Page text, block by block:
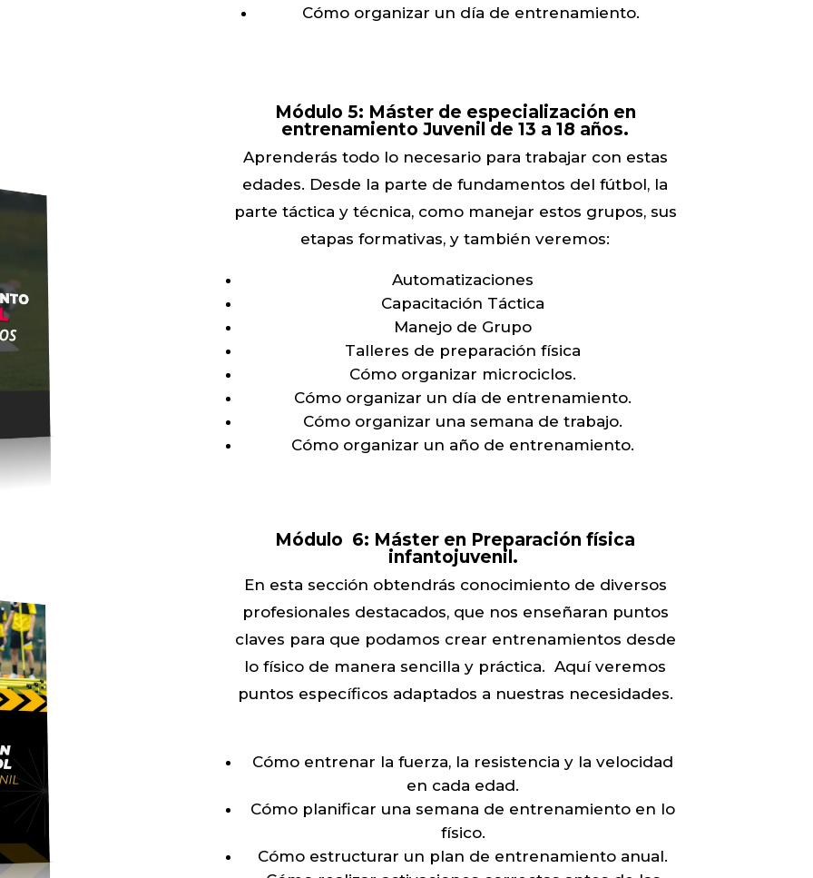
Cómo organizar un día de entrenamiento.
Módulo 5: Máster de especialización en
entrenamiento Juvenil de 13 a 18 años.
Aprenderás todo lo necesario para trabajar con estas
edades. Desde la parte de fundamentos del fútbol, la
parte táctica y técnica, como manejar estos grupos, sus
etapas formativas, y también veremos:
Automatizaciones
Capacitación Táctica
Manejo de Grupo
Talleres de preparación física
Cómo organizar microciclos.
Cómo organizar un día de entrenamiento.
Cómo organizar una semana de trabajo.
Cómo organizar un año de entrenamiento.
Módulo 6: Máster en Preparación física
infantojuvenil.
En esta sección obtendrás conocimiento de diversos
profesionales destacados, que nos enseñaran puntos
claves para que podamos crear entrenamientos desde
lo físico de manera sencilla y práctica. Aquí veremos
puntos específicos adaptados a nuestras necesidades.
Cómo entrenar la fuerza, la resistencia y la velocidad
en cada edad.
Cómo planificar una semana de entrenamiento en lo
físico.
Cómo estructurar un plan de entrenamiento anual.